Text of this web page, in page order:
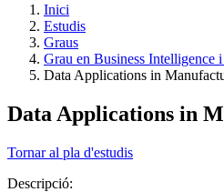
Inici
Estudis
Graus
Grau en Business Intelligence
Data Applications in
Data Applications in
Tornar al pla d'estudis
Descripció: